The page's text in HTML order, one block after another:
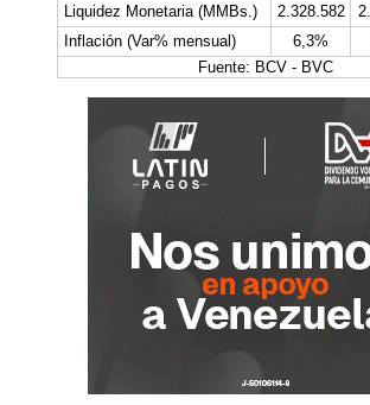
Liquidez Monetaria (MMBs.)
2.328.582
Inflación (Var% mensual)
6,3%
Fuente: BCV - BVC